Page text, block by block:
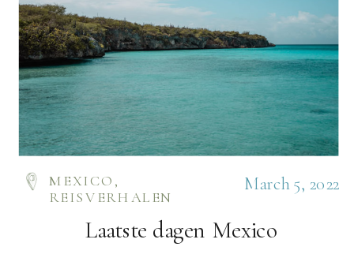
Laatste dagen Mexico
MEXICO ,
REISVERHALEN
March 5, 2022